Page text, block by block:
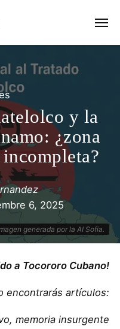
y la
¿zona
6, 2025
generada por la AI Sofia.
a Tocororo Cubano!
encontrarás artículos:
memoria insurgente